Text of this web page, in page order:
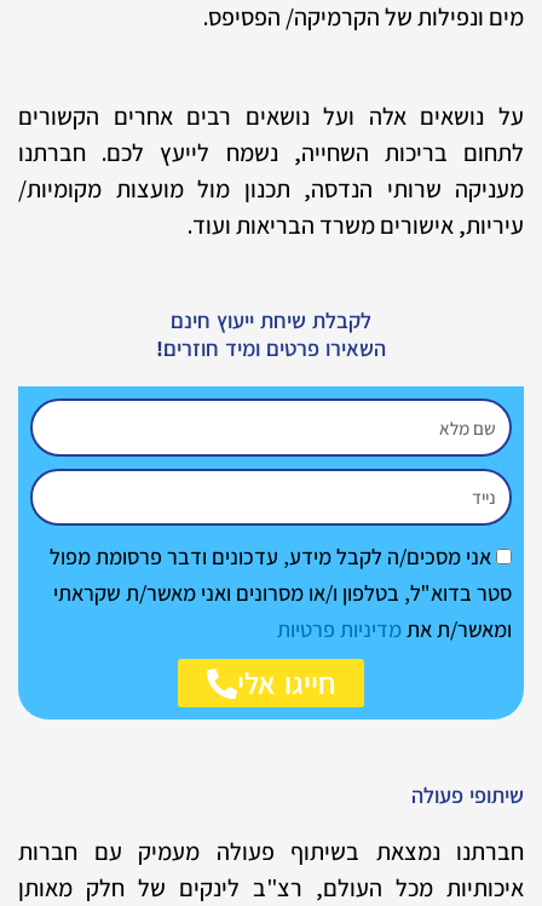
מים ונפילות של הקרמיקה/ הפסיפס.
על נושאים אלה ועל נושאים רבים אחרים הקשורים
לתחום בריכות השחייה, נשמח לייעץ לכם. חברתנו
מעניקה שרותי הנדסה, תכנון מול מועצות מקומיות/
עיריות, אישורים משרד הבריאות ועוד.
לקבלת שיחת ייעוץ חינם
השאירו פרטים ומיד חוזרים!
N
a
m
e
M
o
b
i
l
ה
ס
כ
אני מסכים/ה לקבל מידע, עדכונים ודבר פרסומת מפול
סטר בדוא"ל, בטלפון ו/או מסרונים ואני מאשר/ת שקראתי
ומאשר/ת אתמדיניות פרטיות
חייגו אלי
שיתופי פעולה
חברתנו נמצאת בשיתוף פעולה מעמיק עם חברות
איכותיות מכל העולם, רצ"ב לינקים של חלק מאותן